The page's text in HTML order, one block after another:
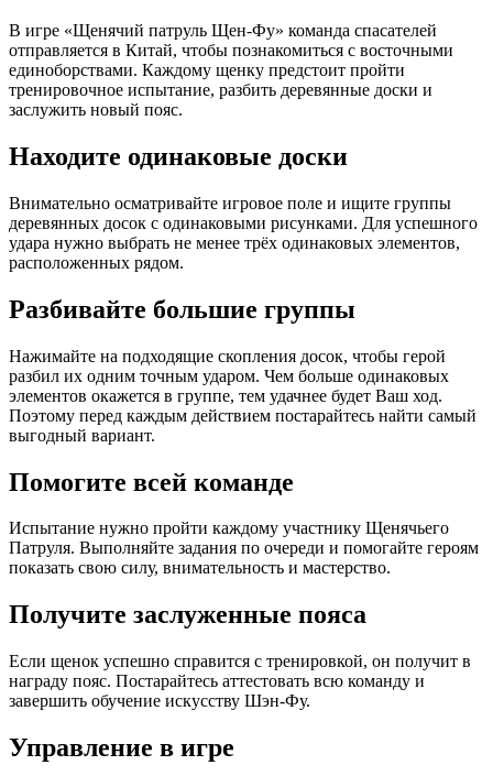
В игре «Щенячий патруль Щен-Фу» команда спасателей
отправляется в Китай, чтобы познакомиться с восточными
единоборствами. Каждому щенку предстоит пройти
тренировочное испытание, разбить деревянные доски и
заслужить новый пояс.
Находите одинаковые доски
Внимательно осматривайте игровое поле и ищите группы
деревянных досок с одинаковыми рисунками. Для успешного
удара нужно выбрать не менее трёх одинаковых элементов,
расположенных рядом.
Разбивайте большие группы
Нажимайте на подходящие скопления досок, чтобы герой
разбил их одним точным ударом. Чем больше одинаковых
элементов окажется в группе, тем удачнее будет Ваш ход.
Поэтому перед каждым действием постарайтесь найти самый
выгодный вариант.
Помогите всей команде
Испытание нужно пройти каждому участнику Щенячьего
Патруля. Выполняйте задания по очереди и помогайте героям
показать свою силу, внимательность и мастерство.
Получите заслуженные пояса
Если щенок успешно справится с тренировкой, он получит в
награду пояс. Постарайтесь аттестовать всю команду и
завершить обучение искусству Шэн-Фу.
Управление в игре